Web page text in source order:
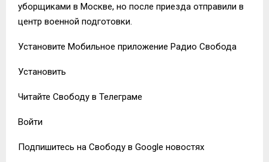
уборщиками в Москве, но после приезда отправили в
центр военной подготовки.
Установите Мобильное приложение Радио Свобода
Установить
Читайте Свободу в Телеграме
Войти
Подпишитесь на Свободу в Google новостях